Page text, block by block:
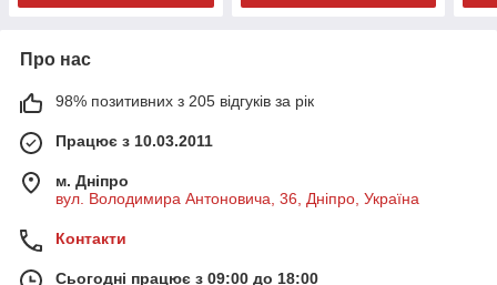
Про нас
98% позитивних з 205 відгуків за рік
Працює з 10.03.2011
м. Дніпро
вул. Володимира Антоновича, 36, Дніпро, Україна
Контакти
Сьогодні працює з 09:00 до 18:00